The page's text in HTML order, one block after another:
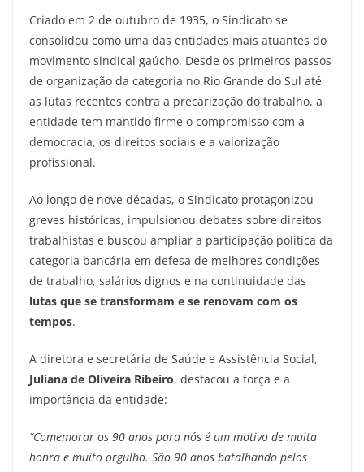
Criado em 2 de outubro de 1935, o Sindicato se
consolidou como uma das entidades mais atuantes do
movimento sindical gaúcho. Desde os primeiros passos
de organização da categoria no Rio Grande do Sul até
as lutas recentes contra a precarização do trabalho, a
entidade tem mantido firme o compromisso com a
democracia, os direitos sociais e a valorização
profissional.
Ao longo de nove décadas, o Sindicato protagonizou
greves históricas, impulsionou debates sobre direitos
trabalhistas e buscou ampliar a participação política da
categoria bancária em defesa de melhores condições
de trabalho, salários dignos e na continuidade das
lutas que se transformam e se renovam com os
tempos.
A diretora e secretária de Saúde e Assistência Social,
Juliana de Oliveira Ribeiro, destacou a força e a
importância da entidade:
“Comemorar os 90 anos para nós é um motivo de muita
honra e muito orgulho. São 90 anos batalhando pelos